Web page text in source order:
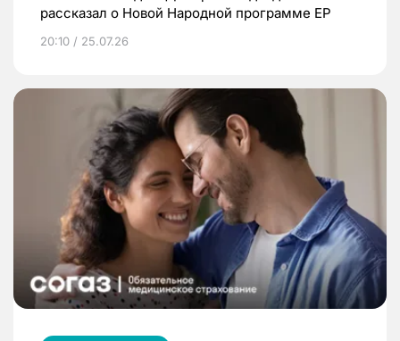
рассказал о Новой Народной программе ЕР
20:10 / 25.07.26